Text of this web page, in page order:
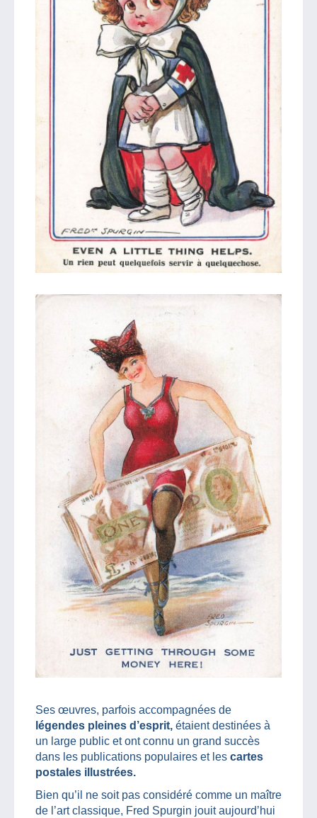
Ses œuvres, parfois accompagnées de
légendes pleines d’esprit, étaient destinées à
un large public et ont connu un grand succès
dans les publications populaires et les cartes
postales illustrées.
Bien qu’il ne soit pas considéré comme un maître
de l’art classique, Fred Spurgin jouit aujourd’hui